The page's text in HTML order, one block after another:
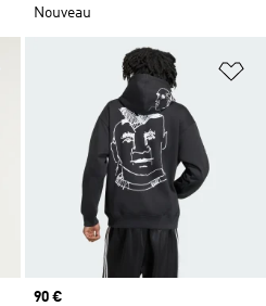
Nouveau
Ajouter à la Liste de produits
Prix
90 €